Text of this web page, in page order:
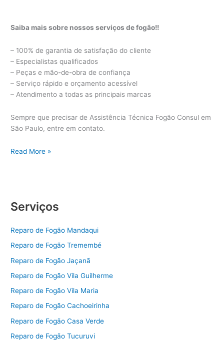
Saiba mais sobre nossos serviços de fogão!!
– 100% de garantia de satisfação do cliente
– Especialistas qualificados
– Peças e mão-de-obra de confiança
– Serviço rápido e orçamento acessível
– Atendimento a todas as principais marcas
Sempre que precisar de Assistência Técnica Fogão Consul em
São Paulo, entre em contato.
Assistência
Read More »
Serviços
Reparo de Fogão Mandaqui
Reparo de Fogão Tremembé
Reparo de Fogão Jaçanã
Reparo de Fogão Vila Guilherme
Reparo de Fogão Vila Maria
Reparo de Fogão Cachoeirinha
Reparo de Fogão Casa Verde
Reparo de Fogão Tucuruvi